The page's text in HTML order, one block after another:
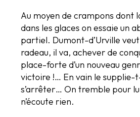
Au moyen de crampons dont
dans les glaces on essaie un
partiel. Dumont-d’Urville
radeau, il va, achever de
place-forte d’un nouveau
victoire !… En vain le supplie-
s’arrêter… On tremble pour
n’écoute rien.